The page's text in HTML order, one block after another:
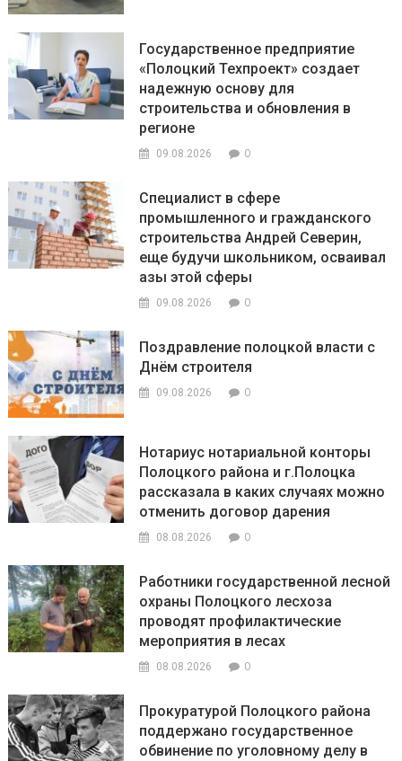
Государственное предприятие
«Полоцкий Техпроект» создает
надежную основу для
строительства и обновления в
регионе
09.08.2026 0
Специалист в сфере
промышленного и гражданского
строительства Андрей Северин,
еще будучи школьником, осваивал
азы этой сферы
09.08.2026 0
Поздравление полоцкой власти с
Днём строителя
09.08.2026 0
Нотариус нотариальной конторы
Полоцкого района и г.Полоцка
рассказала в каких случаях можно
отменить договор дарения
08.08.2026 0
Работники государственной лесной
охраны Полоцкого лесхоза
проводят профилактические
мероприятия в лесах
08.08.2026 0
Прокуратурой Полоцкого района
поддержано государственное
обвинение по уголовному делу в